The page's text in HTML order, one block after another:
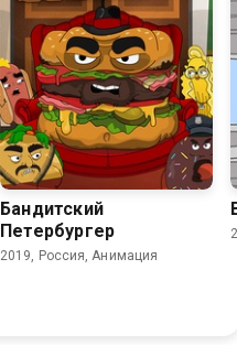
6.8
Бандитский
Петербургер
2019, Россия, Анимация